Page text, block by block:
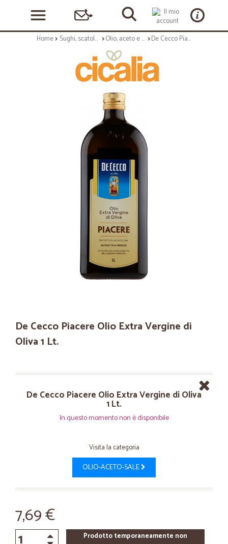
Home Sughi, scatolame e condimenti Olio, aceto e sale De Cecco Piacere Olio Extra Vergine di Oliva 1 Lt.
De Cecco Piacere Olio Extra Vergine di
Oliva 1 Lt.
De Cecco Piacere Olio Extra Vergine di Oliva
1 Lt.
In questo momento non è disponibile
Visita la categoria
OLIO-ACETO-SALE
7,69 €
Prodotto temporaneamente non